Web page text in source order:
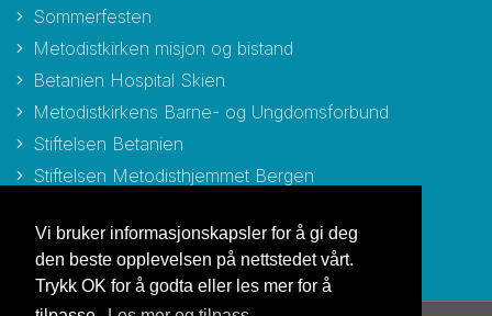
Vi bruker informasjonskapsler for å gi deg
den beste opplevelsen på nettstedet vårt.
Trykk OK for å godta eller les mer for å
Sommerfesten
Metodistkirken misjon og bistand
Betanien Hospital Skien
Metodistkirkens Barne- og Ungdomsforbund
Stiftelsen Betanien
Stiftelsen Metodisthjemmet Bergen